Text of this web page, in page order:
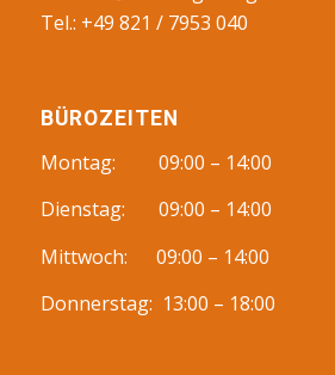
Tel.: +49 821 / 7953 040
BÜROZEITEN
Montag: 09:00 – 14:00
Dienstag: 09:00 – 14:00
Mittwoch: 09:00 – 14:00
Donnerstag: 13:00 – 18:00